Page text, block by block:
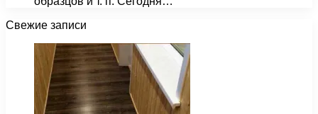
Свежие записи